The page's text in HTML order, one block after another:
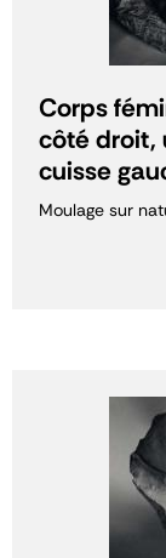
Corps
côté droit,
cuisse
Moulage sur